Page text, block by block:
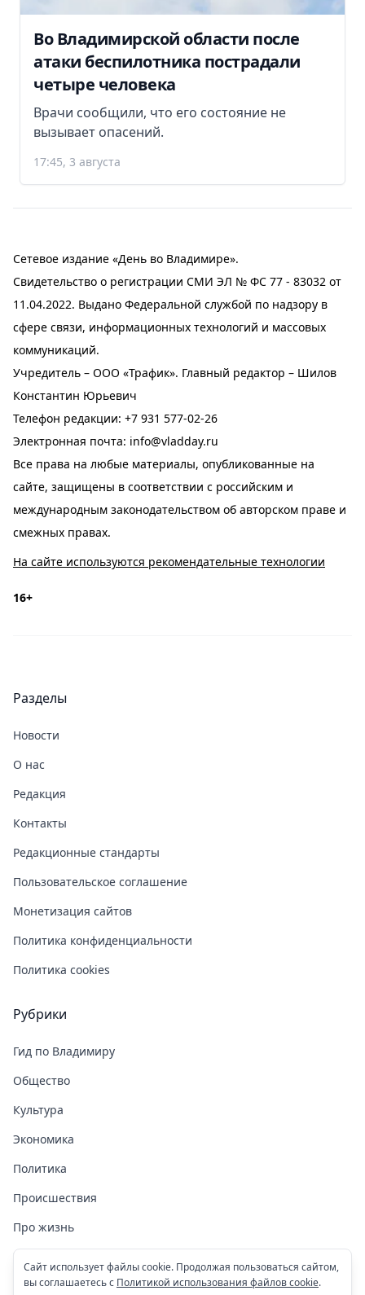
Во Владимирской области после
атаки беспилотника пострадали
четыре человека
Врачи сообщили, что его состояние не
вызывает опасений.
17:45, 3 августа
Сетевое издание «День во Владимире».
Свидетельство о регистрации СМИ ЭЛ № ФС 77 - 83032 от
11.04.2022. Выдано Федеральной службой по надзору в
сфере связи, информационных технологий и массовых
коммуникаций.
Учредитель – ООО «Трафик». Главный редактор – Шилов
Константин Юрьевич
Телефон редакции: +7 931 577-02-26
Электронная почта: info@vladday.ru
Все права на любые материалы, опубликованные на
сайте, защищены в соответствии с российским и
международным законодательством об авторском праве и
смежных правах.
На сайте используются рекомендательные технологии
16+
Разделы
Новости
О нас
Редакция
Контакты
Редакционные стандарты
Пользовательское соглашение
Монетизация сайтов
Политика конфиденциальности
Политика cookies
Рубрики
Гид по Владимиру
Общество
Культура
Экономика
Политика
Происшествия
Про жизнь
Здоровье
COVID-19
Сайт использует файлы cookie. Продолжая пользоваться сайтом,
вы соглашаетесь с Политикой использования файлов cookie.